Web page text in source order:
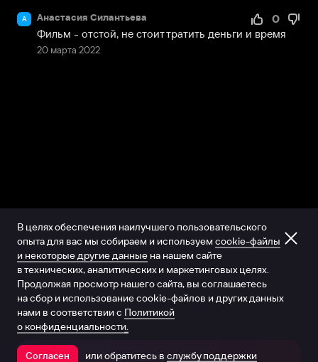
А Анастасия Силантьева
20 марта 2022
0
Фильм - отстой, не стоит тратить деньги и время
Открыть в приложении
В целях обеспечения наилучшего пользовательского
опыта для вас мы собираем и используем cookie-файлы
и некоторые другие данные на нашем сайте
в технических, аналитических и маркетинговых целях.
Продолжая просмотр нашего сайта, вы соглашаетесь
на сбор и использование cookie-файлов и других данных
нами в соответствии с Политикой
о конфиденциальности.
Согласен или обратитесь в службу поддержки